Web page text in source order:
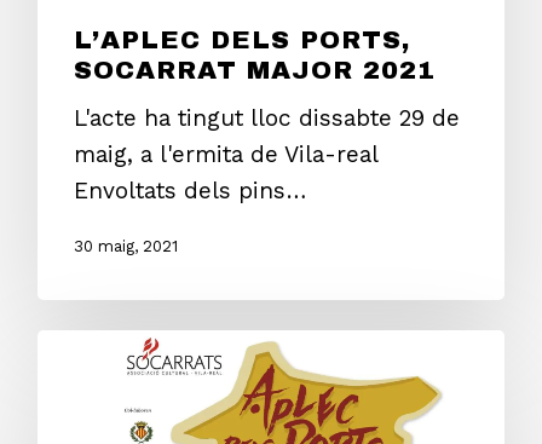
L’APLEC DELS PORTS,
SOCARRAT MAJOR 2021
L'acte ha tingut lloc dissabte 29 de
maig, a l'ermita de Vila-real
Envoltats dels pins…
30 maig, 2021